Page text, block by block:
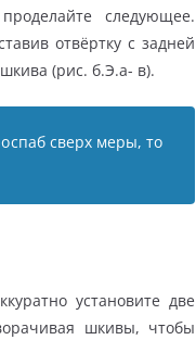
следующее.
отвёртку с задней
(рис. б.Э.а- в).
сверх меры, то
установите две
шкивы, чтобы